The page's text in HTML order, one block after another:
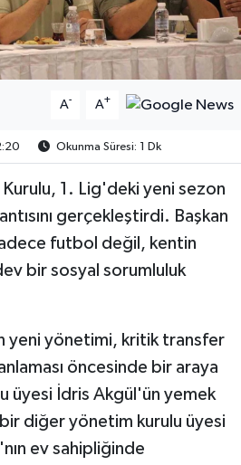
A- A+
Okunma Süresi: 1 Dk
1. Lig'deki yeni sezon
gerçekleştirdi. Başkan
futbol değil, kentin
bir sosyal sorumluluk
yeni yönetimi, kritik transfer
öncesinde bir araya
üyesi İdris Akgül'ün yemek
diğer yönetim kurulu üyesi
ev sahipliğinde